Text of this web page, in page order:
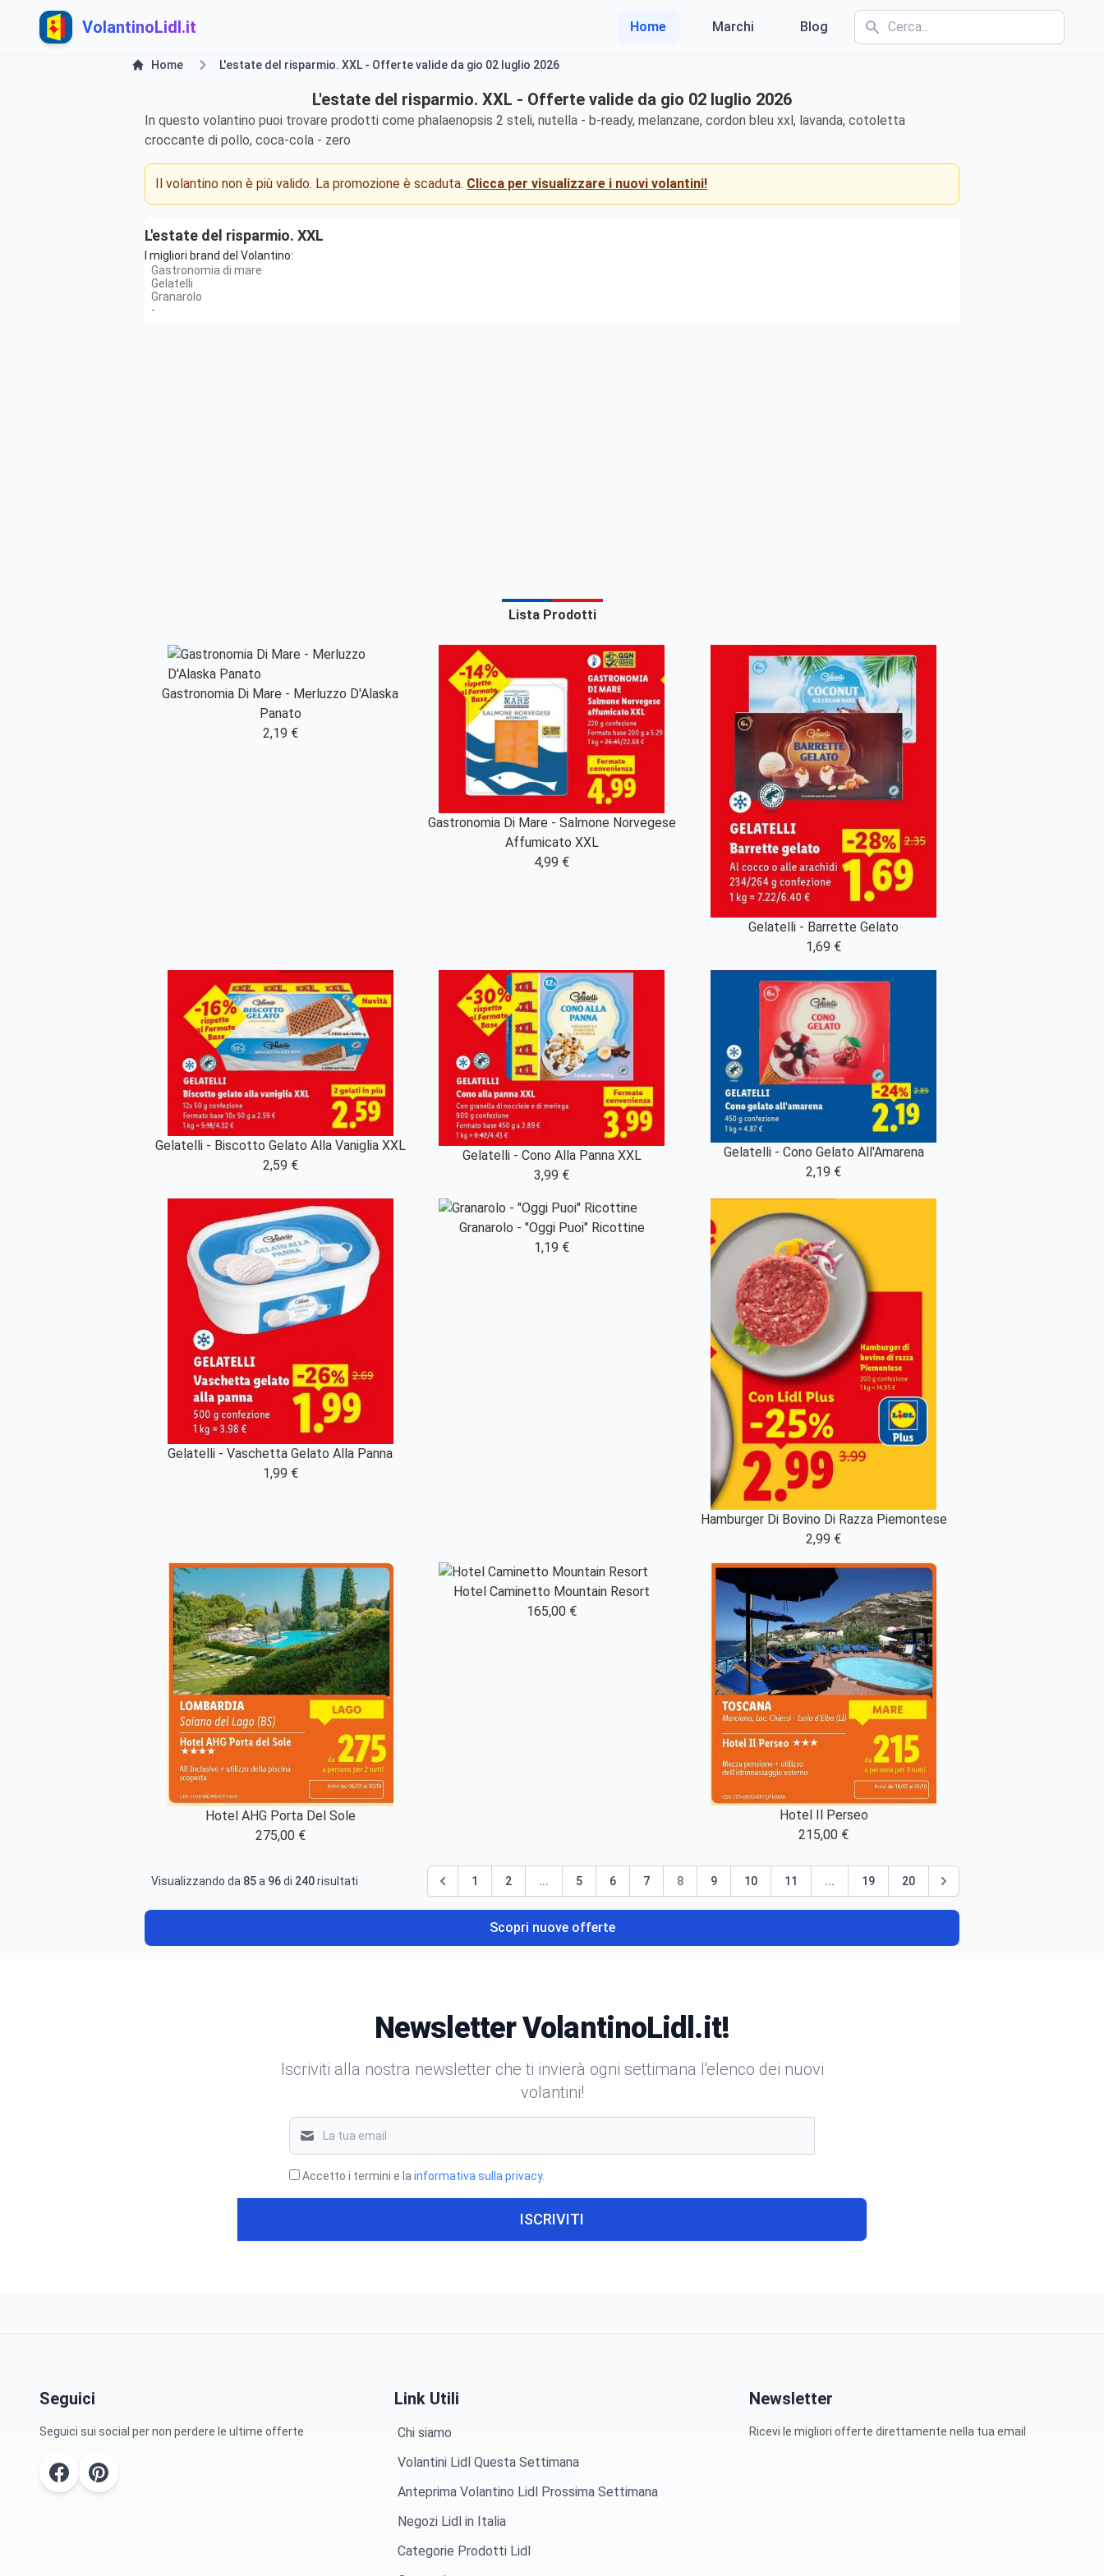
VolantinoLidl.it Home Marchi Blog
Home L'estate del risparmio. XXL - Offerte valide da gio 02 luglio 2026
L'estate del risparmio. XXL - Offerte valide da gio 02 luglio 2026
In questo volantino puoi trovare prodotti come phalaenopsis 2 steli, nutella - b-ready, melanzane, cordon bleu xxl, lavanda, cotoletta
croccante di pollo, coca-cola - zero
Il volantino non è più valido. La promozione è scaduta. Clicca per visualizzare i nuovi volantini!
L'estate del risparmio. XXL
I migliori brand del Volantino:
Gastronomia di mare
Gelatelli
Granarolo
-
Lista Prodotti
Gastronomia Di Mare - Merluzzo D'Alaska
Panato
2,19 €
Gastronomia Di Mare - Salmone Norvegese
Affumicato XXL
4,99 €
Gelatelli - Barrette Gelato
1,69 €
Gelatelli - Biscotto Gelato Alla Vaniglia XXL
2,59 €
Gelatelli - Cono Alla Panna XXL
3,99 €
Gelatelli - Cono Gelato All'Amarena
2,19 €
Gelatelli - Vaschetta Gelato Alla Panna
1,99 €
Granarolo - "Oggi Puoi" Ricottine
1,19 €
Hamburger Di Bovino Di Razza Piemontese
2,99 €
Hotel AHG Porta Del Sole
275,00 €
Hotel Caminetto Mountain Resort
165,00 €
Hotel Il Perseo
215,00 €
Visualizzando da 85a 96di 240risultati 1 2 ... 5 6 7 8 9 10 11 ... 19 20
Scopri nuove offerte
Newsletter VolantinoLidl.it!
Iscriviti alla nostra newsletter che ti invierà ogni settimana l'elenco dei nuovi
volantini!
Accetto i termini e la informativa sulla privacy.
ISCRIVITI
Seguici
Seguici sui social per non perdere le ultime offerte
Link Utili
Chi siamo
Volantini Lidl Questa Settimana
Anteprima Volantino Lidl Prossima Settimana
Negozi Lidl in Italia
Categorie Prodotti Lidl
Newsletter
Ricevi le migliori offerte direttamente nella tua email